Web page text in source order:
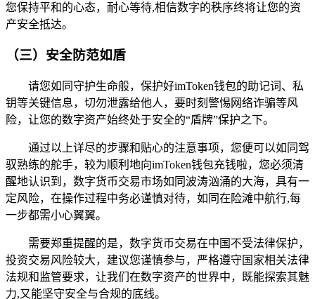
您保持平和的心态，耐心等待,相信数字的秩序终将让您的资
产安全抵达。
（三）安全防范如盾
请您如同守护生命般，保护好imToken钱包的助记词、私
钥等关键信息，切勿泄露给他人，要时刻警惕网络诈骗等风
险，让您的数字资产始终处于安全的“盾牌”保护之下。
通过以上详尽的步骤和贴心的注意事项，您便可以如同驾
驭熟练的舵手，较为顺利地向imToken钱包充钱啦，您必须清
醒地认识到，数字货币交易市场如同波涛汹涌的大海，具有一
定风险，在操作过程中务必谨慎对待，如同在险滩中航行,每
一步都需小心翼翼。
需要郑重提醒的是，数字货币交易在中国不受法律保护，
投资交易风险较大，建议您谨慎参与，严格遵守国家相关法律
法规和监管要求，让我们在数字资产的世界中，既能探索其魅
力,又能坚守安全与合规的底线。